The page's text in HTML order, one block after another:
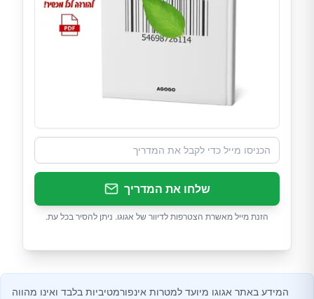
שלחו את המדריך
הזנת מייל מאשרת הצטרפות לדיוור של אגוגו. ניתן להסיר בכל עת.
המידע באתר אגוגו מיועד למטרות אינפורמטיביות בלבד ואינו מהווה